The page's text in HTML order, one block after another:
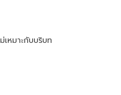
เหมาะกับบริบท